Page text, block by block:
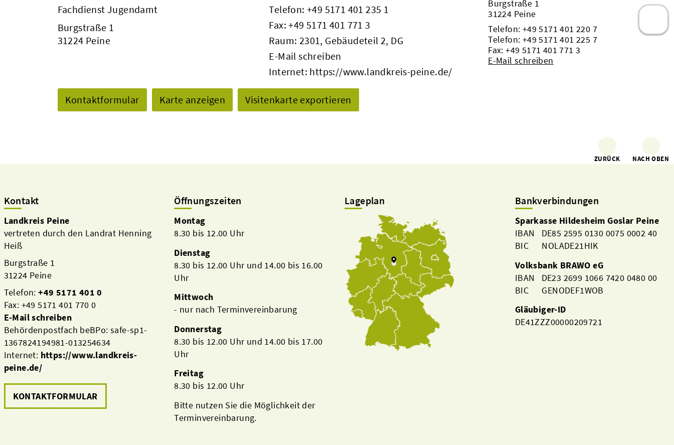
Fachdienst Jugendamt
Burgstraße 1
31224 Peine
Telefon: +49 5171 401 235 1
Fax: +49 5171 401 771 3
Raum: 2301, Gebäudeteil 2, DG
E-Mail schreiben
Internet: https://www.landkreis-peine.de/
Kontaktformular Karte anzeigen Visitenkarte exportieren
Burgstraße 1
31224 Peine
Telefon: +49 5171 401 220 7
Telefon: +49 5171 401 225 7
Fax: +49 5171 401 771 3
E-Mail schreiben
ZURÜCK NACH OBEN
Kontakt
Landkreis Peine
vertreten durch den Landrat Henning
Heiß
Burgstraße 1
31224 Peine
Telefon:+49 5171 401 0
Fax: +49 5171 401 770 0
E-Mail schreiben
Behördenpostfach beBPo: safe-sp1-
1367824194981-013254634
Internet: https://www.landkreis-
peine.de/
KONTAKTFORMULAR
Öffnungszeiten
Montag
8.30 bis 12.00 Uhr
Dienstag
8.30 bis 12.00 Uhr und 14.00 bis 16.00
Uhr
Mittwoch
- nur nach Terminvereinbarung
Donnerstag
8.30 bis 12.00 Uhr und 14.00 bis 17.00
Uhr
Freitag
8.30 bis 12.00 Uhr
Bitte nutzen Sie die Möglichkeit der
Terminvereinbarung.
Lageplan Bankverbindungen
Sparkasse Hildesheim Goslar Peine
IBAN DE85 2595 0130 0075 0002 40
BIC NOLADE21HIK
Volksbank BRAWO eG
IBAN DE23 2699 1066 7420 0480 00
BIC GENODEF1WOB
Gläubiger-ID
DE41ZZZ00000209721